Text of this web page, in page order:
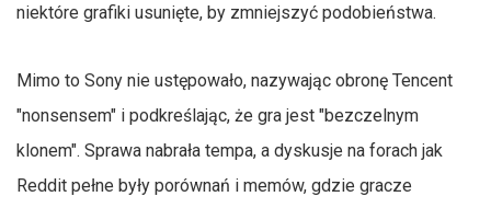
niektóre grafiki usunięte, by zmniejszyć podobieństwa.
Mimo to Sony nie ustępowało, nazywając obronę Tencent
"nonsensem" i podkreślając, że gra jest "bezczelnym
klonem". Sprawa nabrała tempa, a dyskusje na forach jak
Reddit pełne były porównań i memów, gdzie gracze